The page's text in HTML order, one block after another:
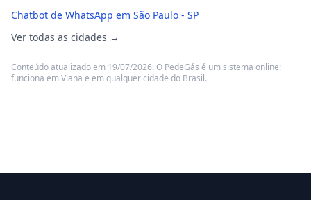
Chatbot de WhatsApp em São Paulo - SP
Ver todas as cidades →
Conteúdo atualizado em 19/07/2026. O PedeGás é um sistema online:
funciona em Viana e em qualquer cidade do Brasil.